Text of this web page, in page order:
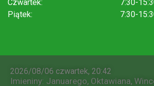
Czwartek:
Piątek:
7:30-
7:30-
2026/08/06 czwartek, 20:42
Imieniny: Januarego, Oktawiana,